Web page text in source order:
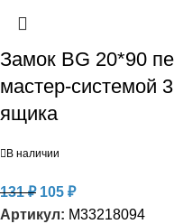
Замок BG 20*90
мастер-системой
ящика
В наличии
131₽ 105 ₽
Артикул: M33218094